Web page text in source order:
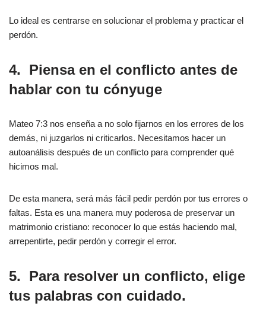
Lo ideal es centrarse en solucionar el problema y practicar el
perdón.
4.
Piensa en el conflicto antes de
hablar con tu cónyuge
Mateo 7:3 nos enseña a no solo fijarnos en los errores de los
demás, ni juzgarlos ni criticarlos. Necesitamos hacer un
autoanálisis después de un conflicto para comprender qué
hicimos mal.
De esta manera, será más fácil pedir perdón por tus errores o
faltas. Esta es una manera muy poderosa de preservar un
matrimonio cristiano: reconocer lo que estás haciendo mal,
arrepentirte, pedir perdón y corregir el error.
5.
Para resolver un conflicto, elige
tus palabras con cuidado.